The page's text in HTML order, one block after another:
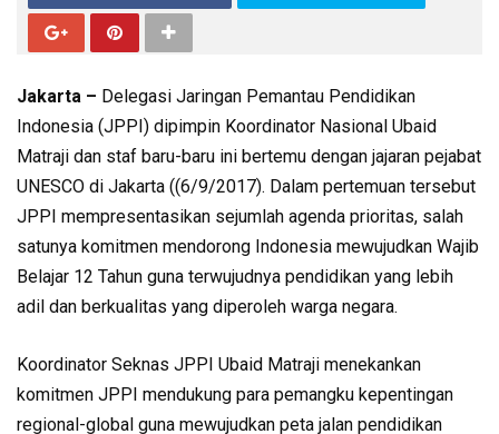
Jakarta – Delegasi Jaringan Pemantau Pendidikan
Indonesia (JPPI) dipimpin Koordinator Nasional Ubaid
Matraji dan staf baru-baru ini bertemu dengan jajaran pejabat
UNESCO di Jakarta ((6/9/2017). Dalam pertemuan tersebut
JPPI mempresentasikan sejumlah agenda prioritas, salah
satunya komitmen mendorong Indonesia mewujudkan Wajib
Belajar 12 Tahun guna terwujudnya pendidikan yang lebih
adil dan berkualitas yang diperoleh warga negara.
Koordinator Seknas JPPI Ubaid Matraji menekankan
komitmen JPPI mendukung para pemangku kepentingan
regional-global guna mewujudkan peta jalan pendidikan